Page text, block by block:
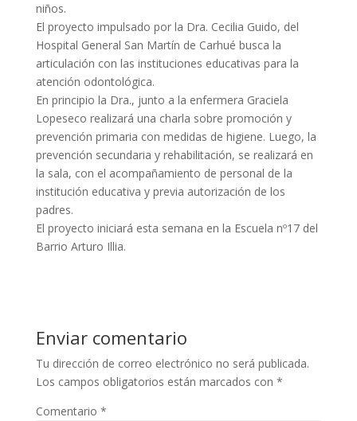
niños.
El proyecto impulsado por la Dra. Cecilia Guido, del
Hospital General San Martín de Carhué busca la
articulación con las instituciones educativas para la
atención odontológica.
En principio la Dra., junto a la enfermera Graciela
Lopeseco realizará una charla sobre promoción y
prevención primaria con medidas de higiene. Luego, la
prevención secundaria y rehabilitación, se realizará en
la sala, con el acompañamiento de personal de la
institución educativa y previa autorización de los
padres.
El proyecto iniciará esta semana en la Escuela nº17 del
Barrio Arturo Illia.
Enviar comentario
Tu dirección de correo electrónico no será publicada.
Los campos obligatorios están marcados con *
Comentario *